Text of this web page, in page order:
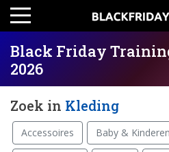
Black Friday
2026
Zoek in Kleding
Accessoires Baby & Kinderen